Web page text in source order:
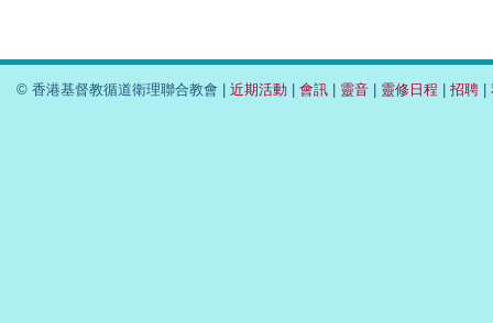
© 香港基督教循道衛理聯合教會 | 近期活動 | 會訊 | 靈音 | 靈修日程 | 招聘 |